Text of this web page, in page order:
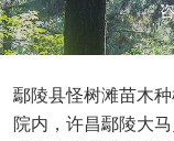
鄢陵县怪树滩苗木
院内，许昌鄢陵大